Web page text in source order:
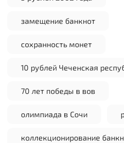
замещение банкнот
сохранность монет
10 рублей Чеченская
70 лет победы в вов
олимпиада в Сочи
коллекционирование